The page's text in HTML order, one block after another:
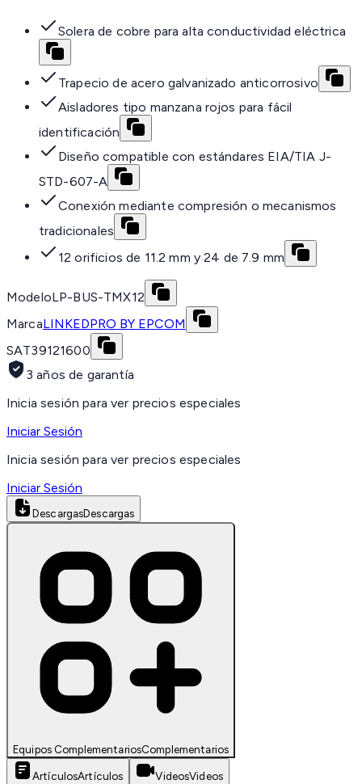
Solera de cobre para alta conductividad eléctrica
Trapecio de acero galvanizado anticorrosivo
Aisladores tipo manzana rojos para fácil
identificación
Diseño compatible con estándares EIA/TIA J-
STD-607-A
Conexión mediante compresión o mecanismos
tradicionales
12 orificios de 11.2 mm y 24 de 7.9 mm
ModeloLP-BUS-TMX12
MarcaLINKEDPRO BY EPCOM
SAT39121600
3 años de garantía
Inicia sesión para ver precios especiales
Iniciar Sesión
Inicia sesión para ver precios especiales
Iniciar Sesión
DescargasDescargas
Equipos ComplementariosComplementarios
ArtículosArtículos VideosVideos